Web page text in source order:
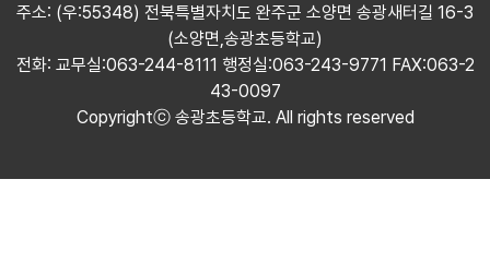
주소: (우:55348) 전북특별자치도 완주군 소양면 송광새터길 16-3
(소양면,송광초등학교)
전화: 교무실:063-244-8111 행정실:063-243-9771 FAX:063-2
43-0097
Copyrightⓒ 송광초등학교. All rights reserved